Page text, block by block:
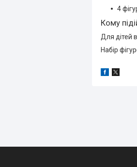
4
Кому
Для дітей
Набір